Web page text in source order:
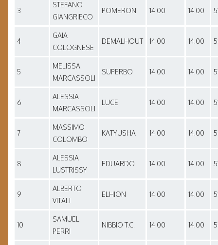
3
STEFANO
GIANGRIECO
POMERON 14.00 14.00
4
GAIA
COLOGNESE
DEMALHOUT 14.00 14.00
5
MELISSA
MARCASSOLI
SUPERBO 14.00 14.00
6
ALESSIA
MARCASSOLI
LUCE 14.00 14.00
7
MASSIMO
COLOMBO
KATYUSHA 14.00 14.00
8
ALESSIA
LUSTRISSY
EDUARDO 14.00 14.00
9
ALBERTO
VITALI
ELHION 14.00 14.00
10
SAMUEL
PERRI
NIBBIO T.C. 14.00 14.00